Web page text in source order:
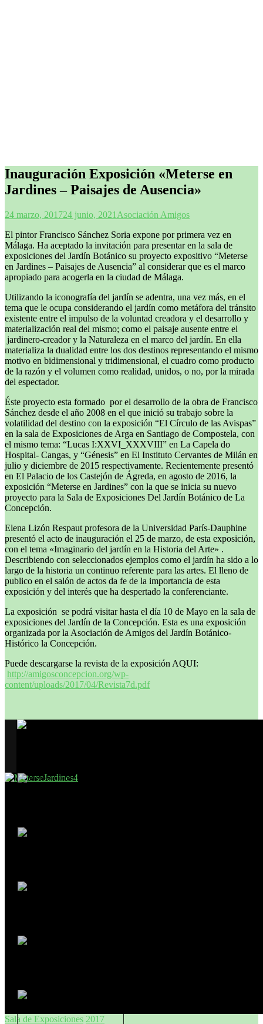
Inauguración Exposición «Meterse en
Jardines – Paisajes de Ausencia»
24 marzo, 201724 junio, 2021 Asociación Amigos
El pintor Francisco Sánchez Soria expone por primera vez en
Málaga. Ha aceptado la invitación para presentar en la sala de
exposiciones del Jardín Botánico su proyecto expositivo “Meterse
en Jardines – Paisajes de Ausencia” al considerar que es el marco
apropiado para acogerla en la ciudad de Málaga.
Utilizando la iconografía del jardín se adentra, una vez más, en el
tema que le ocupa considerando el jardín como metáfora del tránsito
existente entre el impulso de la voluntad creadora y el desarrollo y
materialización real del mismo; como el paisaje ausente entre el
jardinero-creador y la Naturaleza en el marco del jardín. En ella
materializa la dualidad entre los dos destinos representando el mismo
motivo en bidimensional y tridimensional, el cuadro como producto
de la razón y el volumen como realidad, unidos, o no, por la mirada
del espectador.
Éste proyecto esta formado por el desarrollo de la obra de Francisco
Sánchez desde el año 2008 en el que inició su trabajo sobre la
volatilidad del destino con la exposición “El Círculo de las Avispas”
en la sala de Exposiciones de Arga en Santiago de Compostela, con
el mismo tema: “Lucas I:XXVI_XXXVIII” en La Capela do
Hospital- Cangas, y “Génesis” en El Instituto Cervantes de Milán en
julio y diciembre de 2015 respectivamente. Recientemente presentó
en El Palacio de los Castejón de Ágreda, en agosto de 2016, la
exposición “Meterse en Jardines” con la que se inicia su nuevo
proyecto para la Sala de Exposiciones Del Jardín Botánico de La
Concepción.
Elena Lizón Respaut profesora de la Universidad París-Dauphine
presentó el acto de inauguración el 25 de marzo, de esta exposición,
con el tema «Imaginario del jardín en la Historia del Arte» .
Describiendo con seleccionados ejemplos como el jardín ha sido a lo
largo de la historia un continuo referente para las artes. El lleno de
publico en el salón de actos da fe de la importancia de esta
exposición y del interés que ha despertado la conferenciante.
La exposición se podrá visitar hasta el día 10 de Mayo en la sala de
exposiciones del Jardín de la Concepción. Esta es una exposición
organizada por la Asociación de Amigos del Jardín Botánico-
Histórico la Concepción.
Puede descargarse la revista de la exposición AQUI:
http://amigosconcepcion.org/wp-
content/uploads/2017/04/Revista7d.pdf
Sala de Exposiciones 2017